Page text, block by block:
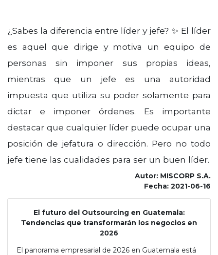
¿Sabes la diferencia entre líder y jefe? ✨ El líder
es aquel que dirige y motiva un equipo de
personas sin imponer sus propias ideas,
mientras que un jefe es una autoridad
impuesta que utiliza su poder solamente para
dictar e imponer órdenes. Es importante
destacar que cualquier líder puede ocupar una
posición de jefatura o dirección. Pero no todo
jefe tiene las cualidades para ser un buen líder.
Autor: MISCORP S.A.
Fecha: 2021-06-16
El futuro del Outsourcing en Guatemala:
Tendencias que transformarán los negocios en
2026
El panorama empresarial de 2026 en Guatemala está